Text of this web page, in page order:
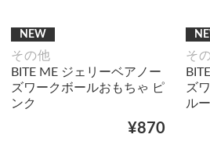
NEW
その他
BITE ME ジェリーベアノー
ズワークボールおもちゃ ピ
ンク
¥870
そ
ズ
ルー